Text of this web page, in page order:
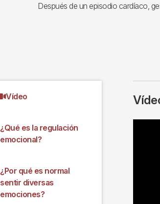
Después de un episodio cardíaco,
Vídeo
¿Qué es la regulación
emocional?
¿Por qué es normal
sentir diversas
emociones?